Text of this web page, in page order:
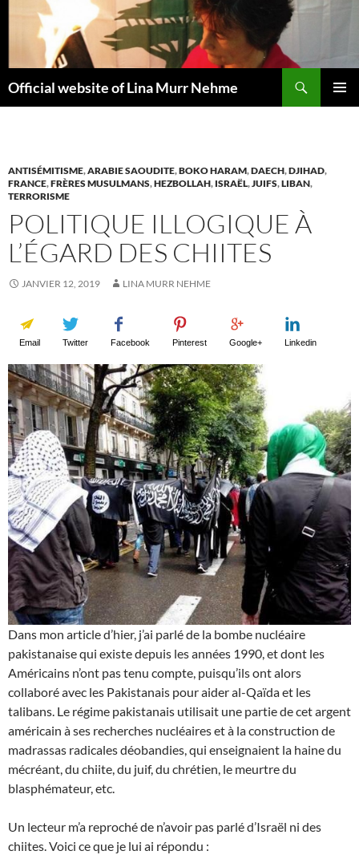
contenu
Official website of Lina Murr Nehme
ANTISÉMITISME,ARABIE SAOUDITE,BOKO HARAM,DAECH,DJIHAD,
FRANCE,FRÈRES MUSULMANS,HEZBOLLAH, ISRAËL,JUIFS,LIBAN,
TERRORISME
POLITIQUE ILLOGIQUE À
L’ÉGARD DES CHIITES
JANVIER 12, 2019 LINA MURR NEHME
Email Twitter Facebook Pinterest Google+ Linkedin
Dans mon article d’hier, j’ai parlé de la bombe nucléaire
pakistanaise qui existe depuis les années 1990, et dont les
Américains n’ont pas tenu compte, puisqu’ils ont alors
collaboré avec les Pakistanais pour aider al-Qaïda et les
talibans. Le régime pakistanais utilisait une partie de cet argent
américain à ses recherches nucléaires et à la construction de
madrassas radicales déobandies, qui enseignaient la haine du
mécréant, du chiite, du juif, du chrétien, le meurtre du
blasphémateur, etc.
Un lecteur m’a reproché de n’avoir pas parlé d’Israël ni des
chiites. Voici ce que je lui ai répondu :